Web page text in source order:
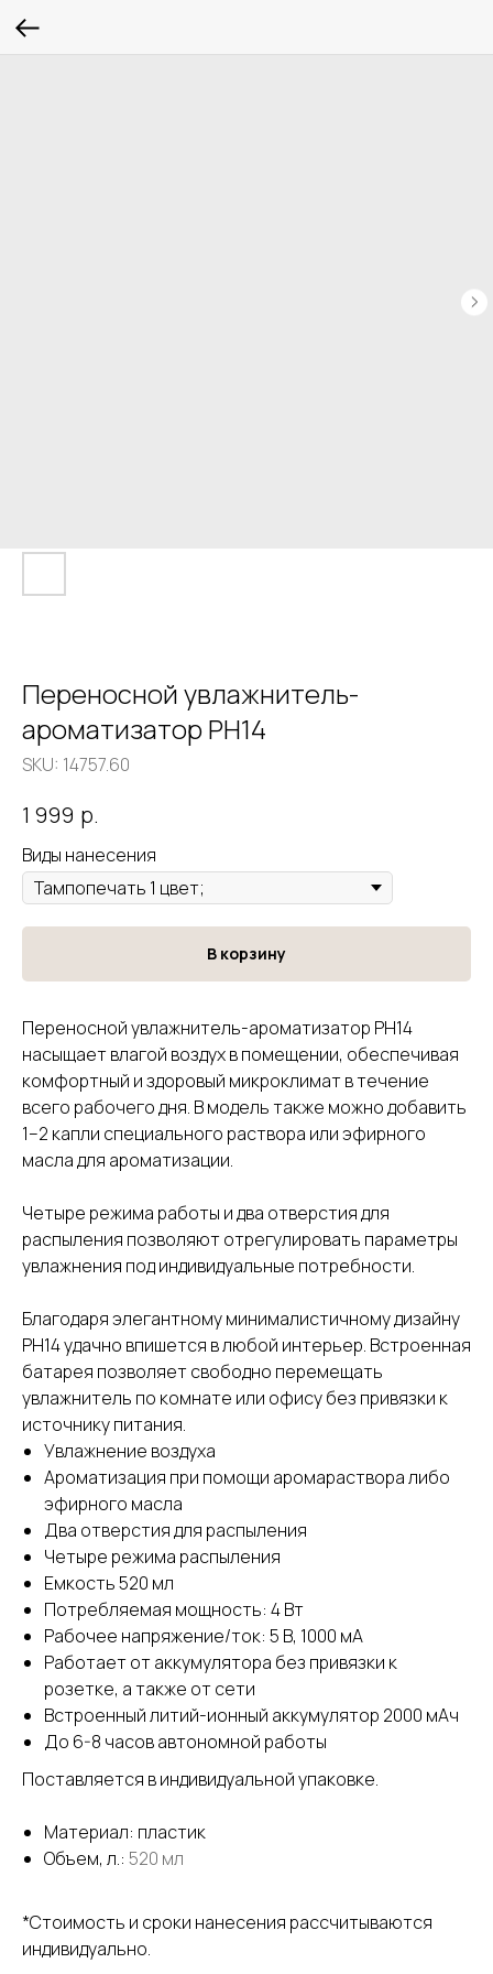
Переносной увлажнитель-
ароматизатор PH14
SKU: 14757.60
1 999 р.
Виды нанесения
В корзину
Переносной увлажнитель-ароматизатор PH14
насыщает влагой воздух в помещении, обеспечивая
комфортный и здоровый микроклимат в течение
всего рабочего дня. В модель также можно добавить
1–2 капли специального раствора или эфирного
масла для ароматизации.
Четыре режима работы и два отверстия для
распыления позволяют отрегулировать параметры
увлажнения под индивидуальные потребности.
Благодаря элегантному минималистичному дизайну
PH14 удачно впишется в любой интерьер. Встроенная
батарея позволяет свободно перемещать
увлажнитель по комнате или офису без привязки к
источнику питания.
Увлажнение воздуха
Ароматизация при помощи аромараствора либо
эфирного масла
Два отверстия для распыления
Четыре режима распыления
Емкость 520 мл
Потребляемая мощность: 4 Вт
Рабочее напряжение/ток: 5 В, 1000 мА
Работает от аккумулятора без привязки к
розетке, а также от сети
Встроенный литий-ионный аккумулятор 2000 мАч
До 6-8 часов автономной работы
Поставляется в индивидуальной упаковке.
Материал: пластик
Объем, л.: 520 мл
*Стоимость и сроки нанесения рассчитываются
индивидуально.